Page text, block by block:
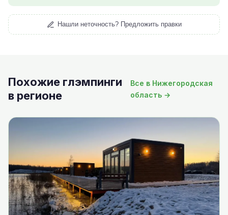
Нашли неточность? Предложить правки
Похожие глэмпинги
в регионе
Все в Нижегородская
область →